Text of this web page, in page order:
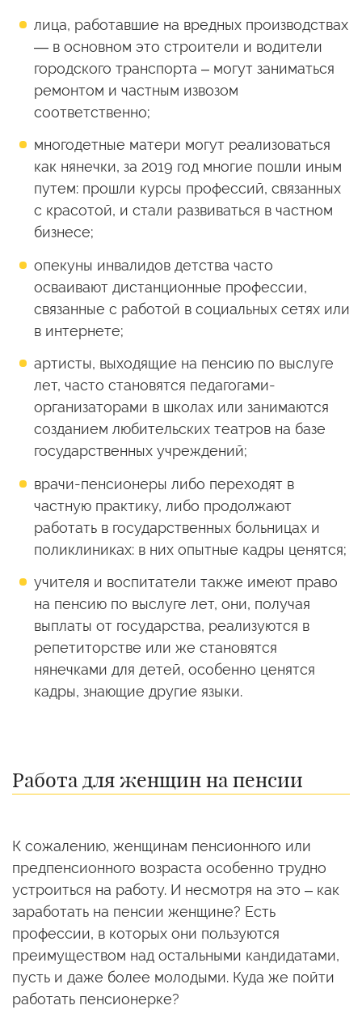
лица, работавшие на вредных производствах
— в основном это строители и водители
городского транспорта – могут заниматься
ремонтом и частным извозом
соответственно;
многодетные матери могут реализоваться
как нянечки, за 2019 год многие пошли иным
путем: прошли курсы профессий, связанных
с красотой, и стали развиваться в частном
бизнесе;
опекуны инвалидов детства часто
осваивают дистанционные профессии,
связанные с работой в социальных сетях или
в интернете;
артисты, выходящие на пенсию по выслуге
лет, часто становятся педагогами-
организаторами в школах или занимаются
созданием любительских театров на базе
государственных учреждений;
врачи-пенсионеры либо переходят в
частную практику, либо продолжают
работать в государственных больницах и
поликлиниках: в них опытные кадры ценятся;
учителя и воспитатели также имеют право
на пенсию по выслуге лет, они, получая
выплаты от государства, реализуются в
репетиторстве или же становятся
нянечками для детей, особенно ценятся
кадры, знающие другие языки.
Работа для женщин на пенсии
К сожалению, женщинам пенсионного или
предпенсионного возраста особенно трудно
устроиться на работу. И несмотря на это – как
заработать на пенсии женщине? Есть
профессии, в которых они пользуются
преимуществом над остальными кандидатами,
пусть и даже более молодыми. Куда же пойти
работать пенсионерке?